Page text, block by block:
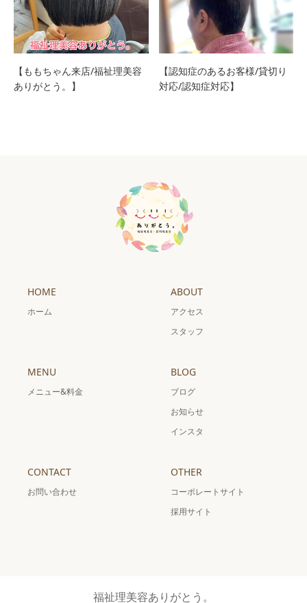
【ももちゃん来店/福祉理美容
ありがとう。】
【認知症のあるお客様/貸切り
対応/認知症対応】
HOME
ホーム
ABOUT
アクセス
スタッフ
MENU
メニュー&料金
BLOG
ブログ
お知らせ
インスタ
CONTACT
お問い合わせ
OTHER
コーポレートサイト
採用サイト
福祉理美容ありがとう。